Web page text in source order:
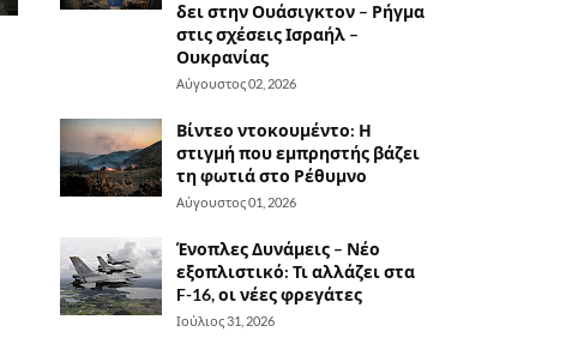
δει στην Ουάσιγκτον – Ρήγμα
στις σχέσεις Ισραήλ –
Ουκρανίας
Αύγουστος 02, 2026
Βίντεο ντοκουμέντο: Η
στιγμή που εμπρηστής βάζει
τη φωτιά στο Ρέθυμνο
Αύγουστος 01, 2026
Ένοπλες Δυνάμεις – Νέο
εξοπλιστικό: Τι αλλάζει στα
F-16, οι νέες φρεγάτες
Ιούλιος 31, 2026